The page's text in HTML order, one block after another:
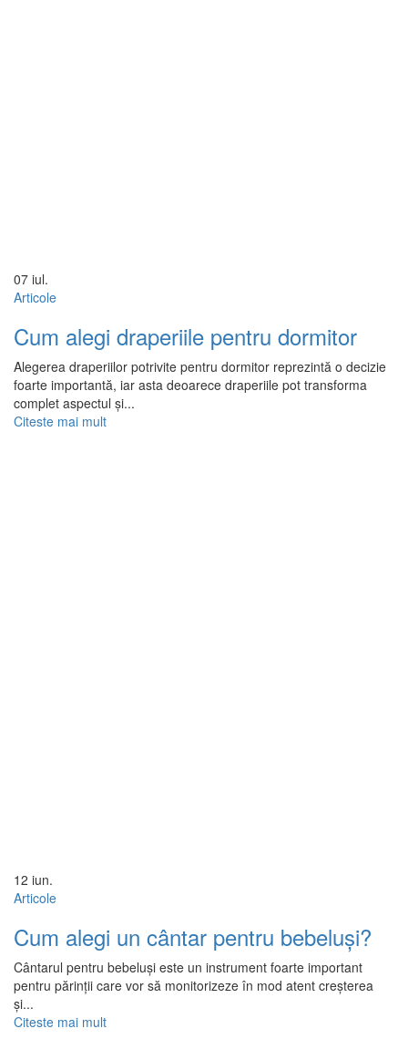
07 iul.
Articole
Cum alegi draperiile pentru dormitor
Alegerea draperiilor potrivite pentru dormitor reprezintă o decizie
foarte importantă, iar asta deoarece draperiile pot transforma
complet aspectul și...
Citeste mai mult
12 iun.
Articole
Cum alegi un cântar pentru bebeluși?
Cântarul pentru bebeluși este un instrument foarte important
pentru părinții care vor să monitorizeze în mod atent creșterea
și...
Citeste mai mult